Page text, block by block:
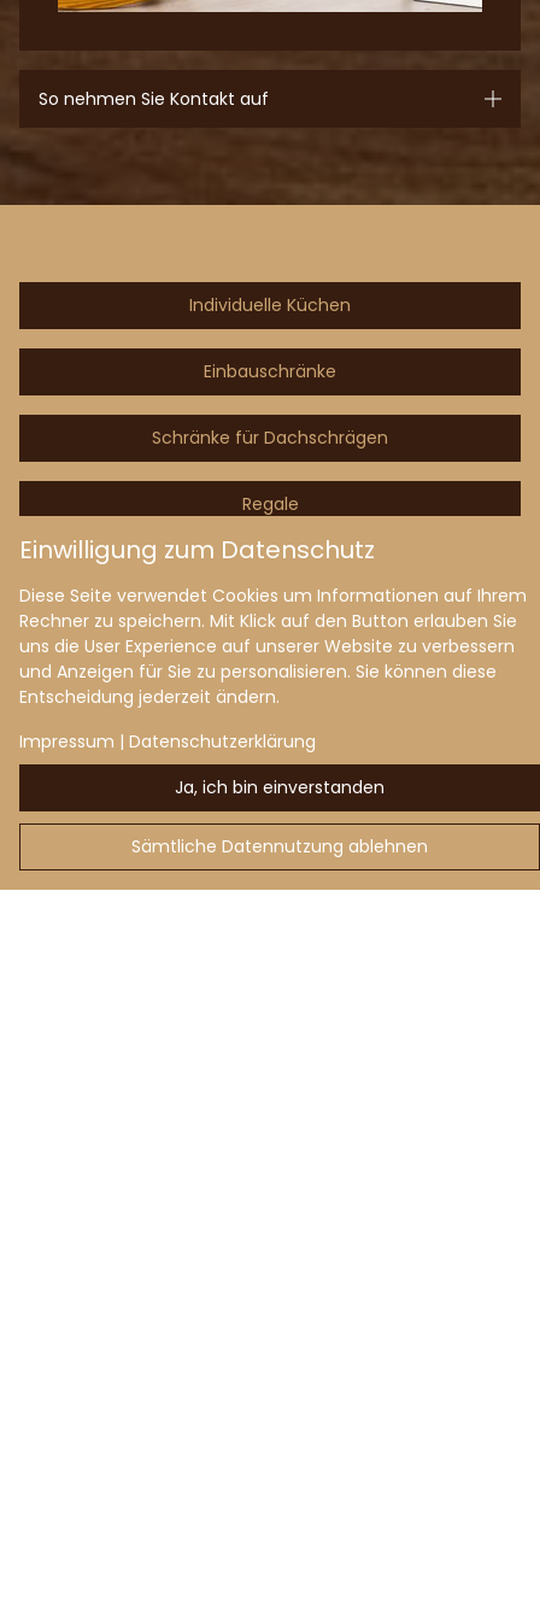
So nehmen Sie Kontakt auf
Individuelle Küchen
Einbauschränke
Schränke für Dachschrägen
Regale
Büromöbel
Kinderzimmermöbel
Besondere Möbel
Möbel für kleine Wohnungen
Einwilligung zum Datenschutz
Diese Seite verwendet Cookies um Informationen auf Ihrem
Rechner zu speichern. Mit Klick auf den Button erlauben Sie
uns die User Experience auf unserer Website zu verbessern
und Anzeigen für Sie zu personalisieren. Sie können diese
Entscheidung jederzeit ändern.
Impressum | Datenschutzerklärung
Ja, ich bin einverstanden
Sämtliche Datennutzung ablehnen